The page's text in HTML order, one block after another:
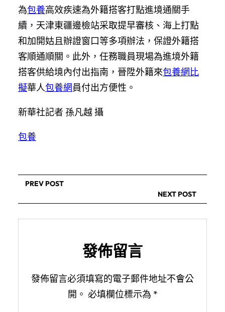
為包養高效疾速為外籍搭客打點進境通關手
續，天津東疆邊檢站采取提早審核、海上打點
和加開姑且辦證窗口等多項辦法，保證外籍搭
客順通順關。此外，任務職員現場為進境外籍
搭客供給境內付出指南，晉陞外籍來包養網比
擬華人包養網員付出方便性。
新華社記者 孫凡越 攝
包養
PREV POST
NEXT POST
發佈留言
發佈留言必須填寫的電子郵件地址不會公
開。 必填欄位標示為 *